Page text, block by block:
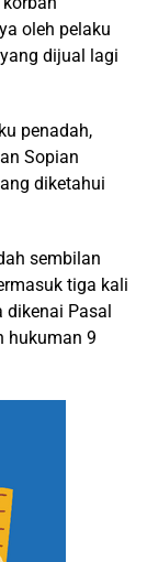
oleh pelaku
dijual lagi
penadah,
Sopian
diketahui
sembilan
tiga kali
dikenai Pasal
hukuman 9